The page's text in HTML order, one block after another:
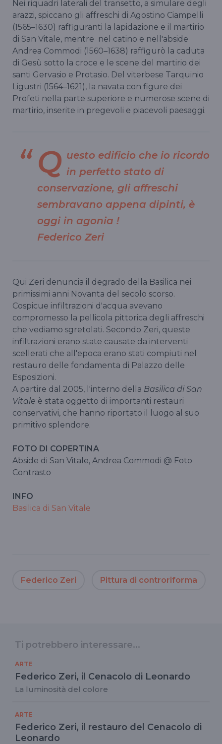
Nei riquadri laterali del transetto, a simulare degli
arazzi, spiccano gli affreschi di Agostino Ciampelli
(1565–1630) raffiguranti la lapidazione e il martirio
di San Vitale, mentre nel catino e nell'abside
Andrea Commodi (1560–1638) raffigurò la caduta
di Gesù sotto la croce e le scene del martirio dei
santi Gervasio e Protasio. Del viterbese Tarquinio
Ligustri (1564–1621), la navata con figure dei
Profeti nella parte superiore e numerose scene di
martirio, inserite in pregevoli e piacevoli paesaggi.
Q uesto edificio che io ricordo
in perfetto stato di
conservazione, gli affreschi
sembravano appena dipinti, è
oggi in agonia !
Federico Zeri
Qui Zeri denuncia il degrado della Basilica nei
primissimi anni Novanta del secolo scorso.
Cospicue infiltrazioni d'acqua avevano
compromesso la pellicola pittorica degli affreschi
che vediamo sgretolati. Secondo Zeri, queste
infiltrazioni erano state causate da interventi
scellerati che all'epoca erano stati compiuti nel
restauro delle fondamenta di Palazzo delle
Esposizioni.
A partire dal 2005, l'interno della Basilica di San
Vitale è stata oggetto di importanti restauri
conservativi, che hanno riportato il luogo al suo
primitivo splendore.
FOTO DI COPERTINA
Abside di San Vitale, Andrea Commodi @ Foto
Contrasto
INFO
Basilica di San Vitale
Federico Zeri Pittura di controriforma
Ti potrebbero interessare...
ARTE
Federico Zeri, il Cenacolo di Leonardo
La luminosità del colore
ARTE
Federico Zeri, il restauro del Cenacolo di
Leonardo